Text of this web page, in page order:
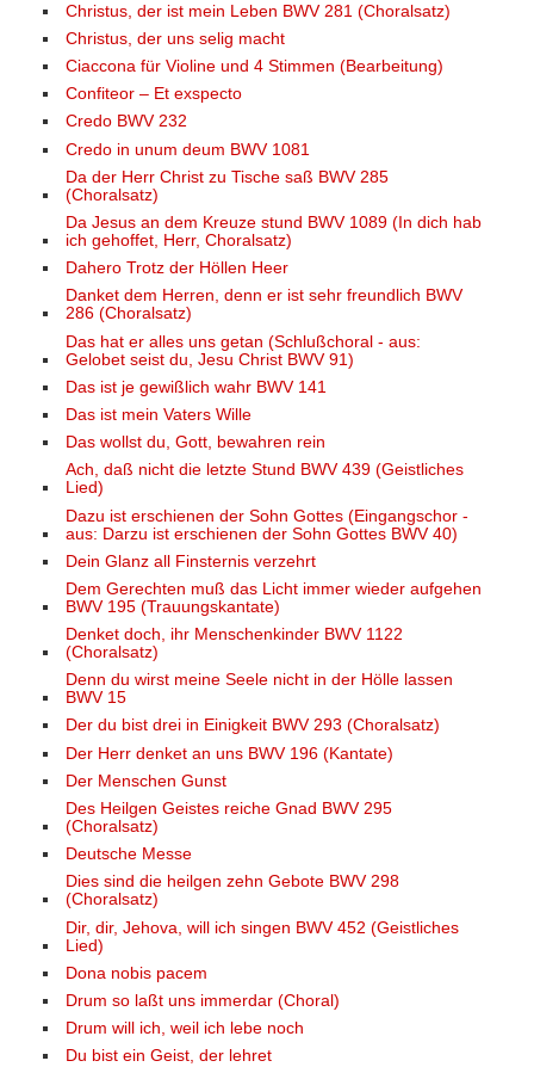
Christus, der ist mein Leben BWV 281 (Choralsatz)
Christus, der uns selig macht
Ciaccona für Violine und 4 Stimmen (Bearbeitung)
Confiteor – Et exspecto
Credo BWV 232
Credo in unum deum BWV 1081
Da der Herr Christ zu Tische saß BWV 285
(Choralsatz)
Da Jesus an dem Kreuze stund BWV 1089 (In dich hab
ich gehoffet, Herr, Choralsatz)
Dahero Trotz der Höllen Heer
Danket dem Herren, denn er ist sehr freundlich BWV
286 (Choralsatz)
Das hat er alles uns getan (Schlußchoral - aus:
Gelobet seist du, Jesu Christ BWV 91)
Das ist je gewißlich wahr BWV 141
Das ist mein Vaters Wille
Das wollst du, Gott, bewahren rein
Ach, daß nicht die letzte Stund BWV 439 (Geistliches
Lied)
Dazu ist erschienen der Sohn Gottes (Eingangschor -
aus: Darzu ist erschienen der Sohn Gottes BWV 40)
Dein Glanz all Finsternis verzehrt
Dem Gerechten muß das Licht immer wieder aufgehen
BWV 195 (Trauungskantate)
Denket doch, ihr Menschenkinder BWV 1122
(Choralsatz)
Denn du wirst meine Seele nicht in der Hölle lassen
BWV 15
Der du bist drei in Einigkeit BWV 293 (Choralsatz)
Der Herr denket an uns BWV 196 (Kantate)
Der Menschen Gunst
Des Heilgen Geistes reiche Gnad BWV 295
(Choralsatz)
Deutsche Messe
Dies sind die heilgen zehn Gebote BWV 298
(Choralsatz)
Dir, dir, Jehova, will ich singen BWV 452 (Geistliches
Lied)
Dona nobis pacem
Drum so laßt uns immerdar (Choral)
Drum will ich, weil ich lebe noch
Du bist ein Geist, der lehret